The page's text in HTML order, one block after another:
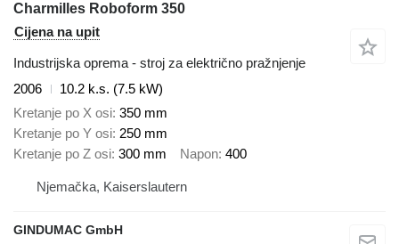
Charmilles Roboform 350
Cijena na upit
Industrijska oprema - stroj za električno pražnjenje
2006
10.2 k.s. (7.5 kW)
Kretanje po X osi 350 mm
Kretanje po Y osi 250 mm
Kretanje po Z osi 300 mm Napon 400
Njemačka, Kaiserslautern
GINDUMAC GmbH